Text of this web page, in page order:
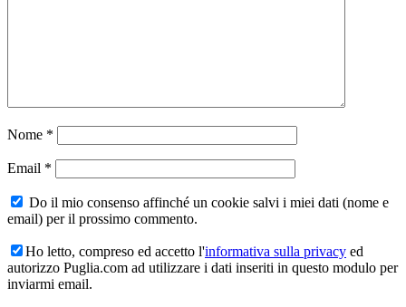
Nome *
Email *
Do il mio consenso affinché un cookie salvi i miei dati (nome e
email) per il prossimo commento.
Ho letto, compreso ed accetto l'informativa sulla privacy ed
autorizzo Puglia.com ad utilizzare i dati inseriti in questo modulo per
inviarmi email.